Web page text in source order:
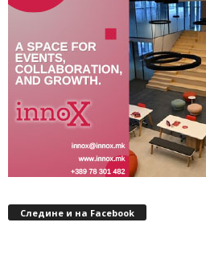
Следине и на Facebook